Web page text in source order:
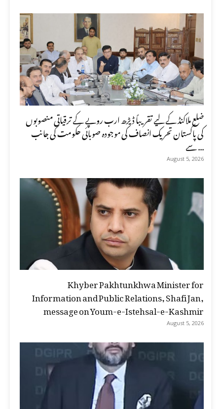
ضلع ملاکنڈ کے لیے تقریباً ڈیڑھ ارب روپے کے ترقیاتی منصوبوں
کی پاکستان تحریک انصاف کی موجودہ صوبائی حکومت کی جانب
سے ...
August 5, 2026
Khyber Pakhtunkhwa Minister for
Information and Public Relations, Shafi Jan,
message on Youm-e-Istehsal-e-Kashmir
August 5, 2026